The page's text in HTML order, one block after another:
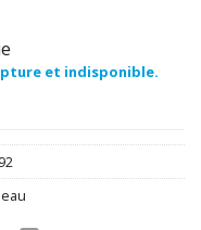
et indisponible.